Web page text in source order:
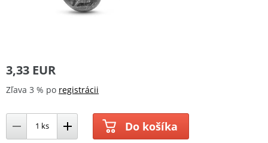
3,33 EUR
Zľava 3 % po registrácii
Do košíka